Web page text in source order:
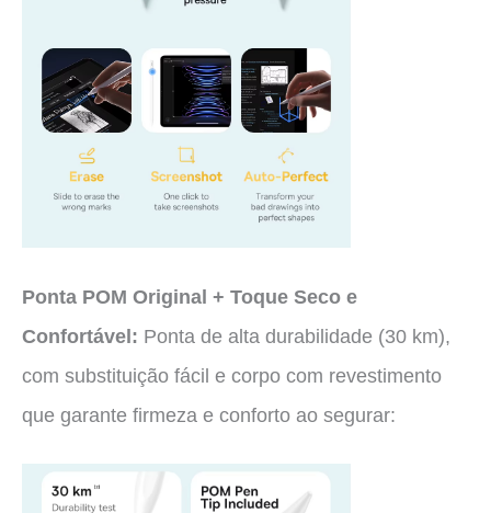
Ponta POM Original + Toque Seco e
Confortável: Ponta de alta durabilidade (30 km),
com substituição fácil e corpo com revestimento
que garante firmeza e conforto ao segurar: